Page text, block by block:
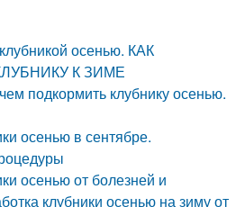
осенью. КАК
К ЗИМЕ
подкормить клубнику осенью.
осенью в сентябре.
осенью от болезней и
клубники осенью на зиму от